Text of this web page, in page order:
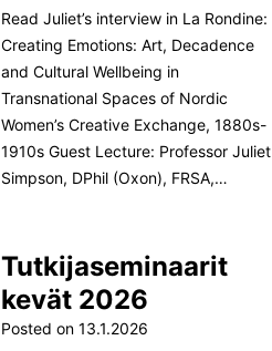
Read Juliet’s interview in La Rondine:
Creating Emotions: Art, Decadence
and Cultural Wellbeing in
Transnational Spaces of Nordic
Women’s Creative Exchange, 1880s-
1910s Guest Lecture: Professor Juliet
Simpson, DPhil (Oxon), FRSA,…
Tutkijaseminaarit
kevät 2026
Posted on 13.1.2026